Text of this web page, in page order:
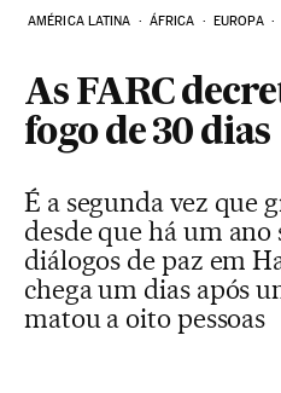
AMÉRICA LATINA ÁFRICA EUROPA
As FARC
fogo de 30 dias
É a segunda vez que
desde que há um
diálogos de paz em
chega um dias após
matou a oito pessoas